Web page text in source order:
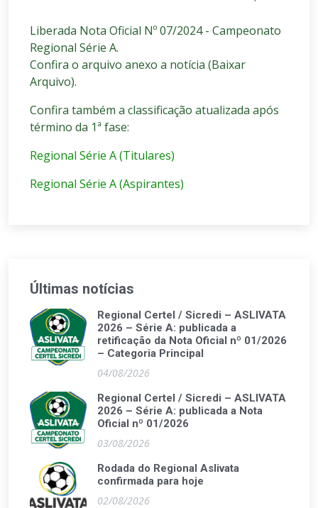
Liberada Nota Oficial Nº 07/2024 - Campeonato
Regional Série A.
Confira o arquivo anexo a notícia (Baixar
Arquivo).
Confira também a classificação atualizada após
término da 1ª fase:
Regional Série A (Titulares)
Regional Série A (Aspirantes)
Últimas notícias
Regional Certel / Sicredi – ASLIVATA
2026 – Série A: publicada a
retificação da Nota Oficial nº 01/2026
– Categoria Principal
04/08/2026
Regional Certel / Sicredi – ASLIVATA
2026 – Série A: publicada a Nota
Oficial nº 01/2026
03/08/2026
Rodada do Regional Aslivata
confirmada para hoje
02/08/2026